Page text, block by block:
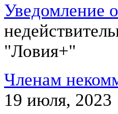
Уведомление
"Ловия+"
Членам
19 июля, 2023